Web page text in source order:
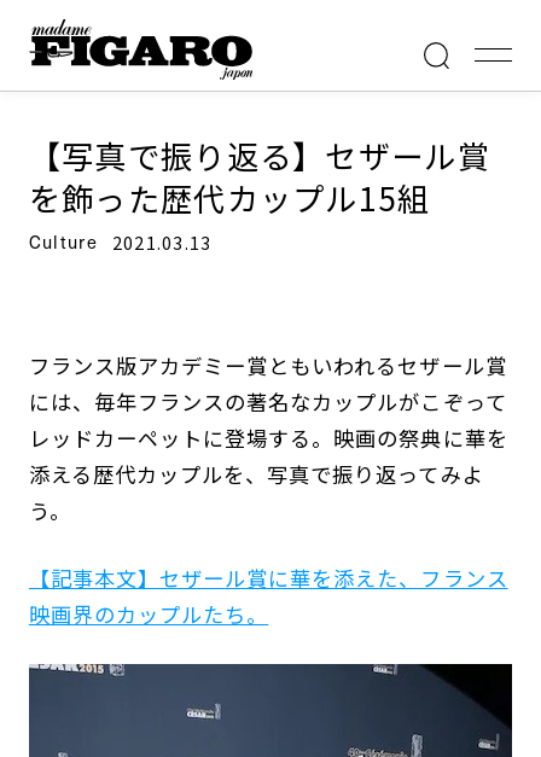
Fashion Paris Beauty Culture Lifestyle
【写真で振り返る】セザール賞
を飾った歴代カップル15組
フランス版アカデミー賞ともいわれるセザール賞
には、毎年フランスの著名なカップルがこぞって
レッドカーペットに登場する。映画の祭典に華を
添える歴代カップルを、写真で振り返ってみよ
【記事本文】セザール賞に華を添えた、フランス
映画界のカップルたち。